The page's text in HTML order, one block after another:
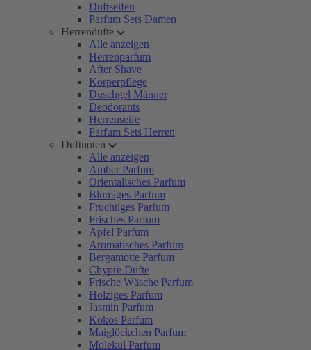
Duftseifen
Parfum Sets Damen
Herrendüfte
Alle anzeigen
Herrenparfum
After Shave
Körperpflege
Duschgel Männer
Deodorants
Herrenseife
Parfum Sets Herren
Duftnoten
Alle anzeigen
Amber Parfum
Orientalisches Parfum
Blumiges Parfum
Fruchtiges Parfum
Frisches Parfum
Apfel Parfum
Aromatisches Parfum
Bergamotte Parfum
Chypre Düfte
Frische Wäsche Parfum
Holziges Parfum
Jasmin Parfum
Kokos Parfum
Maiglöckchen Parfum
Molekül Parfum